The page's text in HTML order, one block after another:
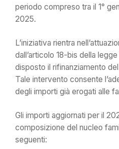
periodo compreso tra il 1°
2025.
L’iniziativa rientra
dall’articolo 18-bis della
disposto il rifinanziamento
Tale intervento consente
degli importi già erogati alle
Gli importi aggiornati per il
composizione del nucleo
seguenti: